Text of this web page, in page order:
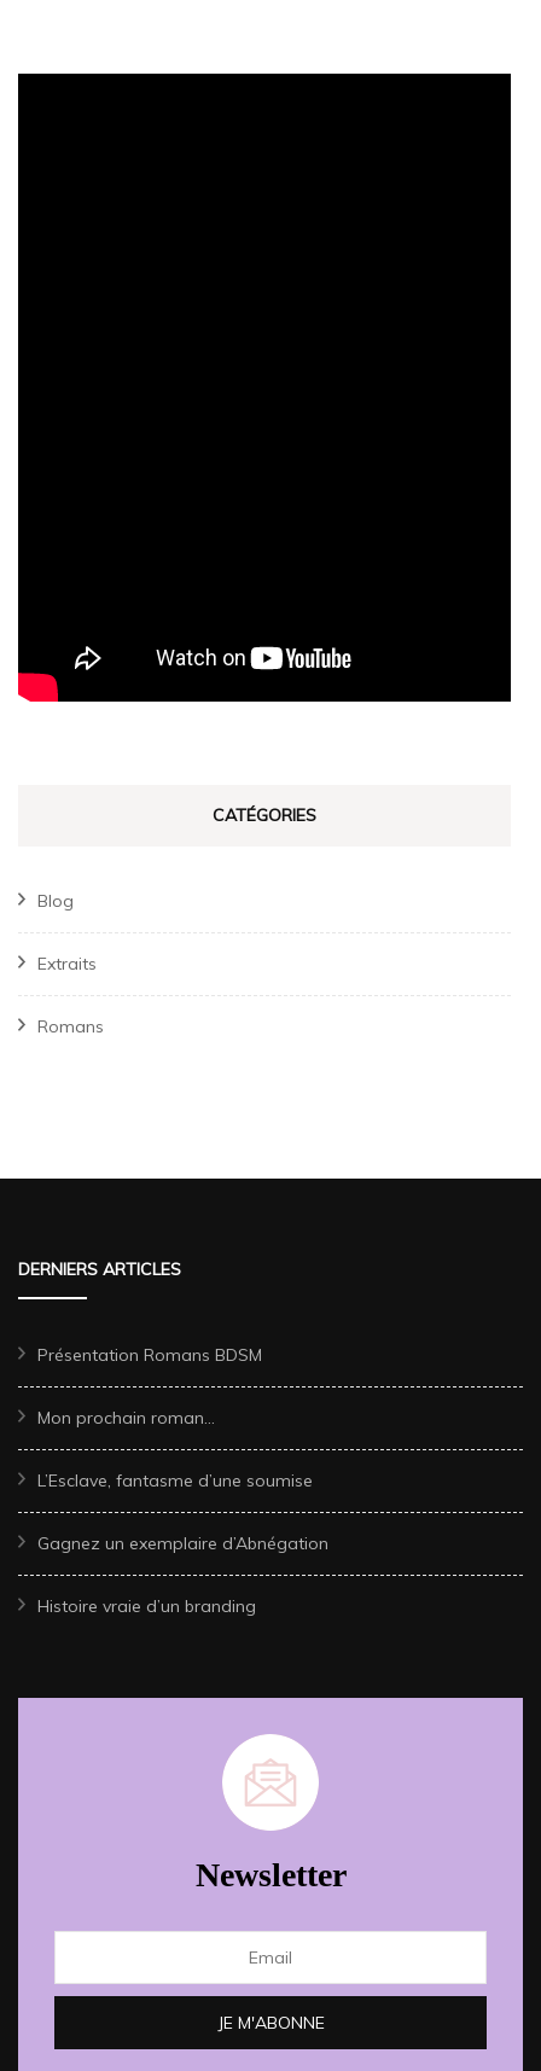
CATÉGORIES
Blog
Extraits
Romans
DERNIERS ARTICLES
Présentation Romans BDSM
Mon prochain roman…
L’Esclave, fantasme d’une soumise
Gagnez un exemplaire d’Abnégation
Histoire vraie d’un branding
Newsletter